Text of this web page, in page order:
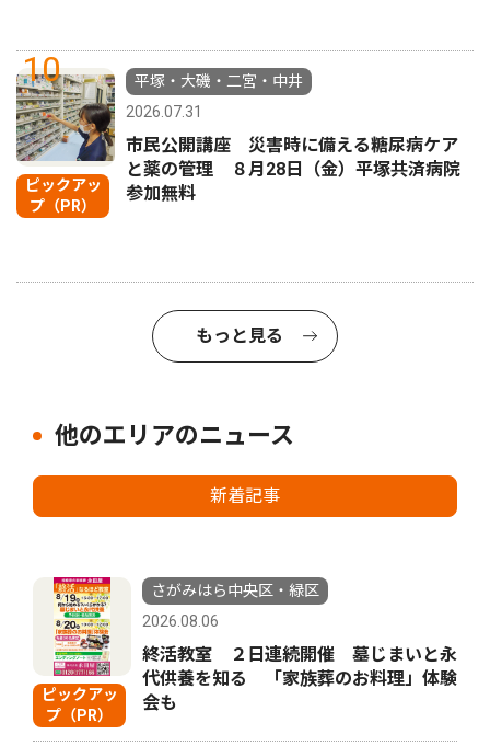
10
ピックアッ
プ（PR）
平塚・大磯・二宮・中井
2026.07.31
市民公開講座 災害時に備える糖尿病ケア
と薬の管理 ８月28日（金）平塚共済病院
参加無料
もっと見る
他のエリアのニュース
新着記事
ピックアッ
プ（PR）
さがみはら中央区・緑区
2026.08.06
終活教室 ２日連続開催 墓じまいと永
代供養を知る 「家族葬のお料理」体験
会も